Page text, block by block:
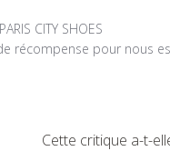
du propriétaire du
CITY SHOES
récompense pour nous
Cette critique a-t-